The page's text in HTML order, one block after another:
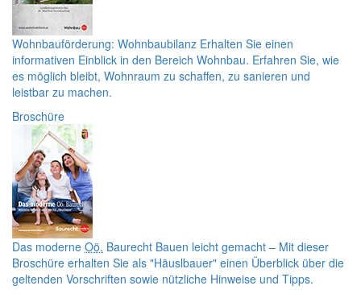
Wohnbauförderung: Wohnbaubilanz Erhalten Sie einen
informativen Einblick in den Bereich Wohnbau. Erfahren Sie, wie
es möglich bleibt, Wohnraum zu schaffen, zu sanieren und
leistbar zu machen.
Broschüre
Das moderne Oö. Baurecht Bauen leicht gemacht – Mit dieser
Broschüre erhalten Sie als "Häuslbauer" einen Überblick über die
geltenden Vorschriften sowie nützliche Hinweise und Tipps.